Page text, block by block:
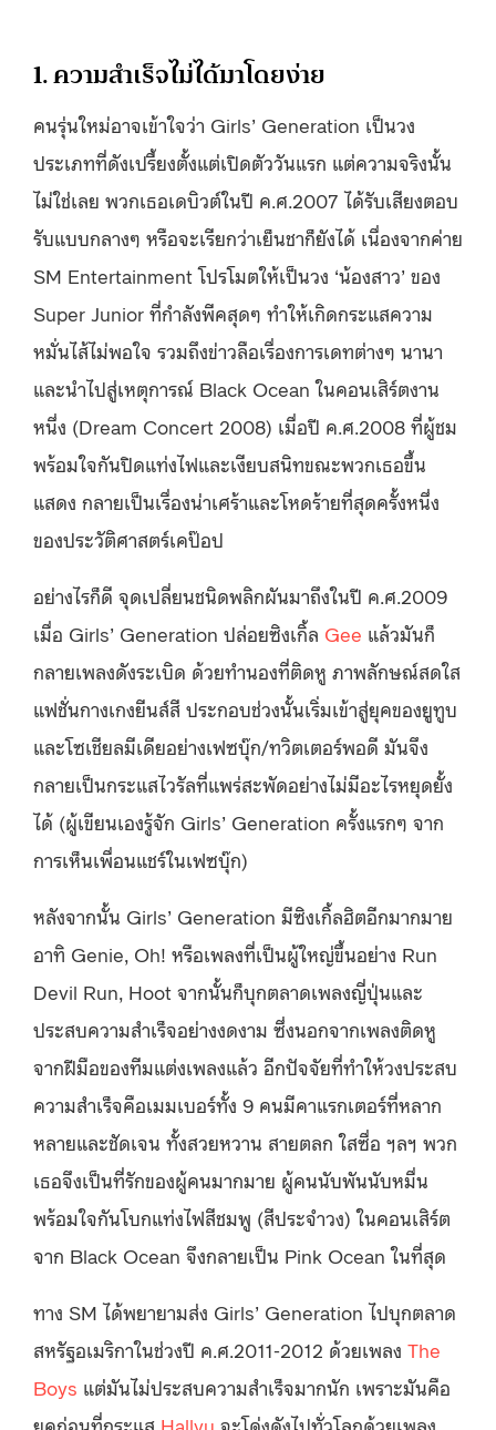
1. ความสำเร็จไม่ได้มาโดยง่าย
คนรุ่นใหม่อาจเข้าใจว่า Girls’ Generation เป็นวง
ประเภทที่ดังเปรี้ยงตั้งแต่เปิดตัววันแรก แต่ความจริงนั้น
ไม่ใช่เลย พวกเธอเดบิวต์ในปี ค.ศ.2007 ได้รับเสียงตอบ
รับแบบกลางๆ หรือจะเรียกว่าเย็นชาก็ยังได้ เนื่องจากค่าย
SM Entertainment โปรโมตให้เป็นวง ‘น้องสาว’ ของ
Super Junior ที่กำลังพีคสุดๆ ทำให้เกิดกระแสความ
หมั่นไส้ไม่พอใจ รวมถึงข่าวลือเรื่องการเดทต่างๆ นานา
และนำไปสู่เหตุการณ์ Black Ocean ในคอนเสิร์ตงาน
หนึ่ง (Dream Concert 2008) เมื่อปี ค.ศ.2008 ที่ผู้ชม
พร้อมใจกันปิดแท่งไฟและเงียบสนิทขณะพวกเธอขึ้น
แสดง กลายเป็นเรื่องน่าเศร้าและโหดร้ายที่สุดครั้งหนึ่ง
ของประวัติศาสตร์เคป๊อป
อย่างไรก็ดี จุดเปลี่ยนชนิดพลิกผันมาถึงในปี ค.ศ.2009
เมื่อ Girls’ Generation ปล่อยซิงเกิ้ล Gee แล้วมันก็
กลายเพลงดังระเบิด ด้วยทำนองที่ติดหู ภาพลักษณ์สดใส
แฟชั่นกางเกงยีนส์สี ประกอบช่วงนั้นเริ่มเข้าสู่ยุคของยูทูบ
และโซเชียลมีเดียอย่างเฟซบุ๊ก/ทวิตเตอร์พอดี มันจึง
กลายเป็นกระแสไวรัลที่แพร่สะพัดอย่างไม่มีอะไรหยุดยั้ง
ได้ (ผู้เขียนเองรู้จัก Girls’ Generation ครั้งแรกๆ จาก
การเห็นเพื่อนแชร์ในเฟซบุ๊ก)
หลังจากนั้น Girls’ Generation มีซิงเกิ้ลฮิตอีกมากมาย
อาทิ Genie, Oh! หรือเพลงที่เป็นผู้ใหญ่ขึ้นอย่าง Run
Devil Run, Hoot จากนั้นก็บุกตลาดเพลงญี่ปุ่นและ
ประสบความสำเร็จอย่างงดงาม ซึ่งนอกจากเพลงติดหู
จากฝีมือของทีมแต่งเพลงแล้ว อีกปัจจัยที่ทำให้วงประสบ
ความสำเร็จคือเมมเบอร์ทั้ง 9 คนมีคาแรกเตอร์ที่หลาก
หลายและชัดเจน ทั้งสวยหวาน สายตลก ใสซื่อ ฯลฯ พวก
เธอจึงเป็นที่รักของผู้คนมากมาย ผู้คนนับพันนับหมื่น
พร้อมใจกันโบกแท่งไฟสีชมพู (สีประจำวง) ในคอนเสิร์ต
จาก Black Ocean จึงกลายเป็น Pink Ocean ในที่สุด
ทาง SM ได้พยายามส่ง Girls’ Generation ไปบุกตลาด
สหรัฐอเมริกาในช่วงปี ค.ศ.2011-2012 ด้วยเพลง The
Boys แต่มันไม่ประสบความสำเร็จมากนัก เพราะมันคือ
ยุคก่อนที่กระแส Hallyu จะโด่งดังไปทั่วโลกด้วยเพลง